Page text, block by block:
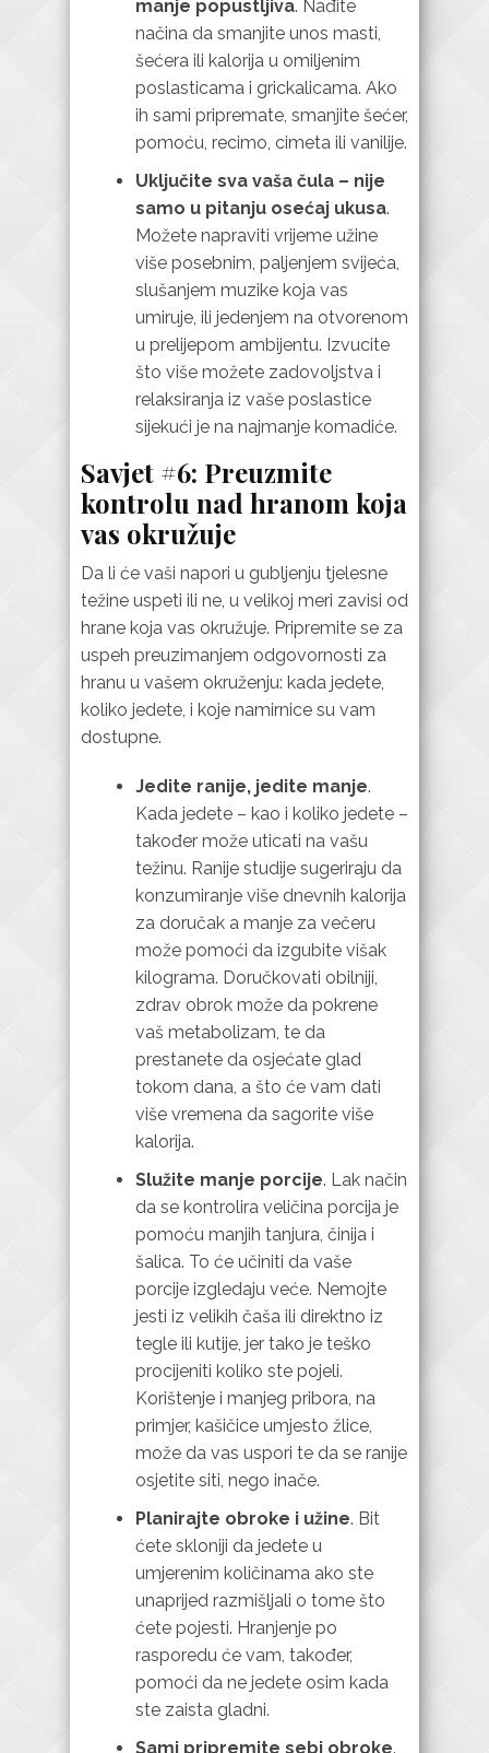
manje popustljiva. Nađite
načina da smanjite unos masti,
šećera ili kalorija u omiljenim
poslasticama i grickalicama. Ako
ih sami pripremate, smanjite šećer,
pomoću, recimo, cimeta ili vanilije.
Uključite sva vaša čula – nije
samo u pitanju osećaj ukusa.
Možete napraviti vrijeme užine
više posebnim, paljenjem svijeća,
slušanjem muzike koja vas
umiruje, ili jedenjem na otvorenom
u prelijepom ambijentu. Izvucite
što više možete zadovoljstva i
relaksiranja iz vaše poslastice
sijekući je na najmanje komadiće.
Savjet #6: Preuzmite
kontrolu nad hranom koja
vas okružuje
Da li će vaši napori u gubljenju tjelesne
težine uspeti ili ne, u velikoj meri zavisi od
hrane koja vas okružuje. Pripremite se za
uspeh preuzimanjem odgovornosti za
hranu u vašem okruženju: kada jedete,
koliko jedete, i koje namirnice su vam
dostupne.
Jedite ranije, jedite manje.
Kada jedete – kao i koliko jedete –
također može uticati na vašu
težinu. Ranije studije sugeriraju da
konzumiranje više dnevnih kalorija
za doručak a manje za večeru
može pomoći da izgubite višak
kilograma. Doručkovati obilniji,
zdrav obrok može da pokrene
vaš metabolizam, te da
prestanete da osjećate glad
tokom dana, a što će vam dati
više vremena da sagorite više
kalorija.
Služite manje porcije. Lak način
da se kontrolira veličina porcija je
pomoću manjih tanjura, činija i
šalica. To će učiniti da vaše
porcije izgledaju veće. Nemojte
jesti iz velikih čaša ili direktno iz
tegle ili kutije, jer tako je teško
procijeniti koliko ste pojeli.
Korištenje i manjeg pribora, na
primjer, kašičice umjesto žlice,
može da vas uspori te da se ranije
osjetite siti, nego inače.
Planirajte obroke i užine. Bit
ćete skloniji da jedete u
umjerenim količinama ako ste
unaprijed razmišljali o tome što
ćete pojesti. Hranjenje po
rasporedu će vam, također,
pomoći da ne jedete osim kada
ste zaista gladni.
Sami pripremite sebi obroke.